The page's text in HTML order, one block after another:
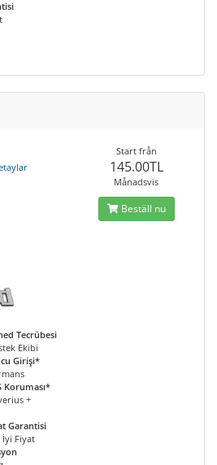
Tecrübesi
Ekibi
Girişi*
Koruması*
+
Garantisi
İyi Fiyat
Start från
145.00TL
Månadsvis
Beställ nu